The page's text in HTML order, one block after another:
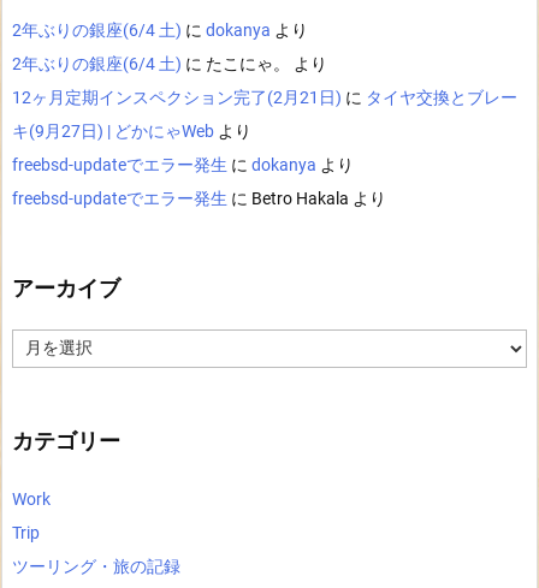
2年ぶりの銀座(6/4 土) に dokanya より
2年ぶりの銀座(6/4 土) に たこにゃ。
より
12ヶ月定期インスペクション完了(2月21日) に タイヤ交換とブレー
キ(9月27日) | どかにゃWeb より
freebsd-updateでエラー発生 に dokanya より
freebsd-updateでエラー発生 に Betro Hakala より
アーカイブ
ー
カテゴリー
Work
Trip
ツーリング・旅の記録